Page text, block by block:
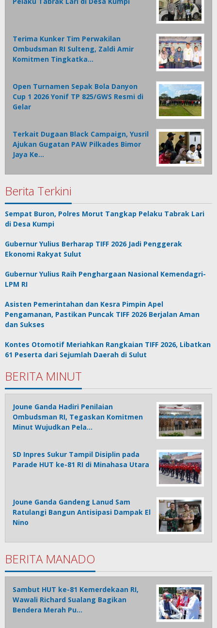
Terima Kunker Tim Perwakilan
Ombudsman RI Sulteng, Zaldi Amir
Komitmen Tingkatka…
Open Turnamen Sepak Bola Danyon
Cup 1 2026 Yonif TP 825/GWS Resmi di
Gelar
Terkait Dugaan Black Campaign, Yusril
Ajukan Gugatan PAW Pilkades Bimor
Jaya Ke…
Berita Terkini
Sempat Buron, Polres Morut Tangkap Pelaku Tabrak Lari
di Desa Kumpi
Gubernur Yulius Berharap TIFF 2026 Jadi Penggerak
Ekonomi Rakyat Sulut
Gubernur Yulius Raih Penghargaan Nasional Kemendagri-
LPM RI
Asisten Pemerintahan dan Kesra Pimpin Apel
Pengamanan, Pastikan Puncak TIFF 2026 Berjalan Aman
dan Sukses
Kontes Otomotif Meriahkan Rangkaian TIFF 2026, Libatkan
61 Peserta dari Sejumlah Daerah di Sulut
BERITA MINUT
Joune Ganda Hadiri Penilaian
Ombudsman RI, Tegaskan Komitmen
Minut Wujudkan Pela…
SD Inpres Sukur Tampil Disiplin pada
Parade HUT ke-81 RI di Minahasa Utara
Joune Ganda Gandeng Lanud Sam
Ratulangi Bangun Antisipasi Dampak El
Nino
BERITA MANADO
Sambut HUT ke-81 Kemerdekaan RI,
Wawali Richard Sualang Bagikan
Bendera Merah Pu…